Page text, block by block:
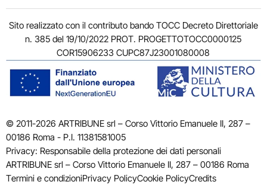
Sito realizzato con il contributo bando TOCC Decreto Direttoriale
n. 385 del 19/10/2022 PROT. PROGETTOTOCC0000125
COR15906233 CUPC87J23001080008
© 2011-2026 ARTRIBUNE srl – Corso Vittorio Emanuele II, 287 –
00186 Roma - P.I. 11381581005
Privacy: Responsabile della protezione dei dati personali
ARTRIBUNE srl – Corso Vittorio Emanuele II, 287 – 00186 Roma
Termini e condizioniPrivacy PolicyCookie PolicyCredits